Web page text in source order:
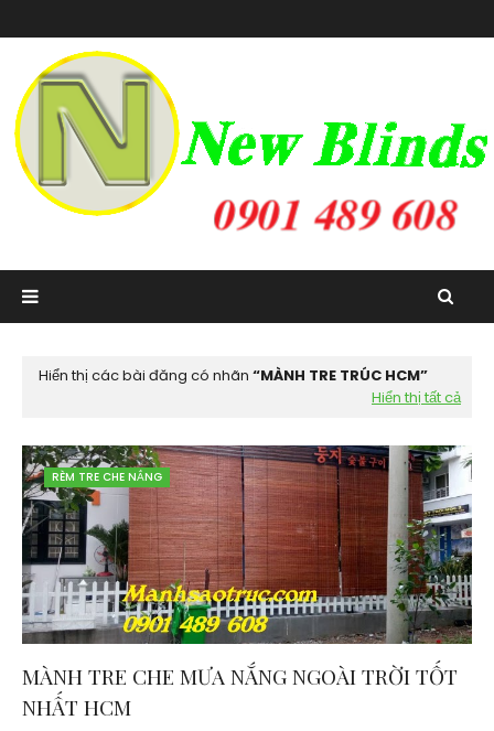
Hiển thị các bài đăng có nhãn
MÀNH TRE TRÚC HCM
Hiển thị tất cả
RÈM TRE CHE NẮNG
MÀNH TRE CHE MƯA NẮNG NGOÀI TRỜI TỐT
NHẤT HCM